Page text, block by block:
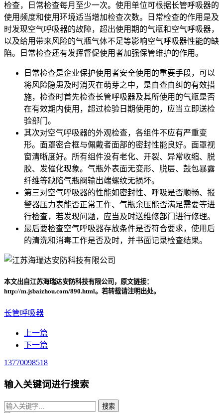
检查，日常检查每月至少一次。使用单位可根据长管呼吸器的
使用频度和使用环境适当增加检查次数。日常检查的作用是及
时发现空气呼吸器的故障，超出使用期的气瓶和空气呼吸器，
以及给用带来风险的气瓶气体不足等影响空气呼吸器性能的缺
陷。日常检查还有发挥督促使用者加强保管维护的作用。
日常检查是企业保护使用者安全使用的重要手段，可以
将风险隐患及时消灭在萌芽之中，是自查自纠的有效措
施，检查时首先检查长管呼吸器及其所使用的气瓶是否
在有效期内使用，超过检验日期使用的，应当立即送检
验部门。
其次对空气呼吸器的外观检查，各组件不应有严重变
形。面罩密合框与佩戴者面部的密封性能良好。面罩视
窗清晰度好。所有组件没有老化、开裂、异常收缩、脱
胶、发催化现象。气瓶外表面无变形、脱层、鼓包暴露
纤维等缺陷气瓶阀输出端螺纹无损坏。
第三对空气呼吸器的性能如密封性、呼吸是否顺畅、报
警器压力表能否正常工作、气瓶余压能否满足需要等进
行检查，若发现问题，应当及时送维修部门进行修理。
最后要检查空气呼吸器存放条件是否符合要求，使用后
的清洗和消毒工作是否及时，并书面记录检查结果。
本文出自江苏海瑞达安防科技有限公司，原文链接：
http://m.jsbaizhou.com/890.html。若转载请注明出处。
长管呼吸器
上一篇
下一篇
13770098518
输入关键词进行搜索